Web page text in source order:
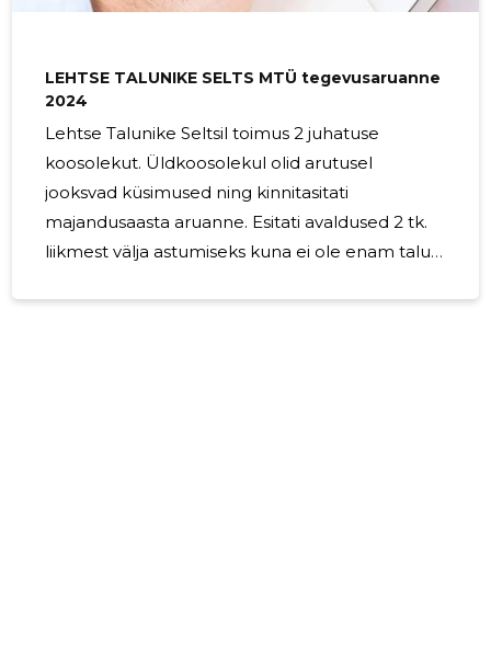
LEHTSE TALUNIKE SELTS MTÜ tegevusaruanne
2024
Lehtse Talunike Seltsil toimus 2 juhatuse
koosolekut. Üldkoosolekul olid arutusel
jooksvad küsimused ning kinnitasitati
majandusaasta aruanne. Esitati avaldused 2 tk.
liikmest välja astumiseks kuna ei ole enam talu